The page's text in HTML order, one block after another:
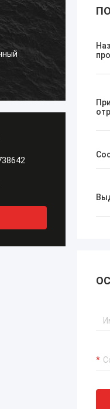
Санёк Нижегородский
сервис, быстрое